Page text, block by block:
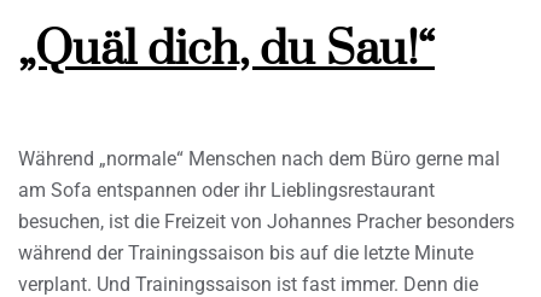
„Quäl dich, du Sau!“
Während „normale“ Menschen nach dem Büro gerne mal
am Sofa entspannen oder ihr Lieblingsrestaurant
besuchen, ist die Freizeit von Johannes Pracher besonders
während der Trainingssaison bis auf die letzte Minute
verplant. Und Trainingssaison ist fast immer. Denn die